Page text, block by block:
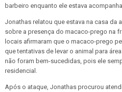
barbeiro enquanto ele estava
Jonathas relatou que estava na casa da
sobre a presença do macaco-prego na
locais afirmaram que o macaco-prego
que tentativas de levar o animal para
não foram bem-sucedidas, pois ele
residencial.
Após o ataque, Jonathas procurou